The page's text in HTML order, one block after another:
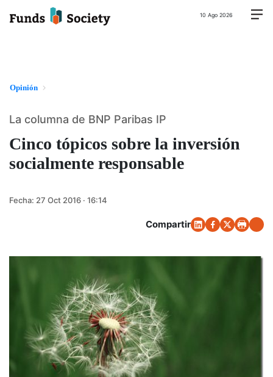
10 Ago 2026
Opinión
Cinco tópicos sobre la inversión
socialmente responsable
La columna de BNP Paribas IP
Fecha: 27 Oct 2016 · 16:14
Compartir